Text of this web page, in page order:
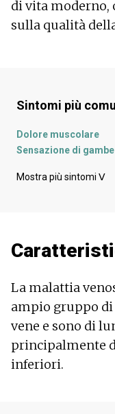
di vita moderno,
sulla qualità
Sintomi più
Dolore muscolare
Sensazione di
Dolore agli arti
Pelle blu
Bagnare la pelle
Gonfiore degli arti
L'isola
Debolezza
Crampi muscolari
Prurito alla pelle
Stanchezza
Mostra più sintomi ᐯ
La malattia
ampio gruppo
vene e sono di
principalmente
inferiori.